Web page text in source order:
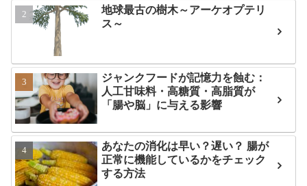
地球最古の樹木～アーケオプテリ
ス～
ジャンクフードが記憶力を蝕む：
人工甘味料・高糖質・高脂質が
「腸や脳」に与える影響
あなたの消化は早い？遅い？ 腸が
正常に機能しているかをチェック
する方法